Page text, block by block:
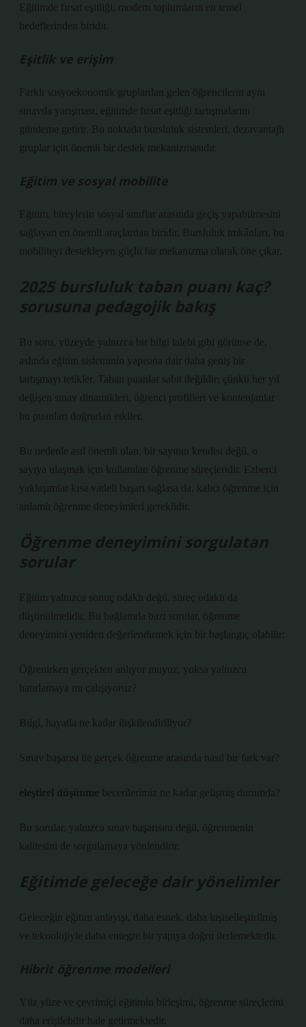
Eğitimde fırsat eşitliği, modern toplumların en temel
hedeflerinden biridir.
Eşitlik ve erişim
Farklı sosyoekonomik gruplardan gelen öğrencilerin aynı
sınavda yarışması, eğitimde fırsat eşitliği tartışmalarını
gündeme getirir. Bu noktada bursluluk sistemleri, dezavantajlı
gruplar için önemli bir destek mekanizmasıdır.
Eğitim ve sosyal mobilite
Eğitim, bireylerin sosyal sınıflar arasında geçiş yapabilmesini
sağlayan en önemli araçlardan biridir. Bursluluk imkânları, bu
mobiliteyi destekleyen güçlü bir mekanizma olarak öne çıkar.
2025 bursluluk taban puanı kaç?
sorusuna pedagojik bakış
Bu soru, yüzeyde yalnızca bir bilgi talebi gibi görünse de,
aslında eğitim sisteminin yapısına dair daha geniş bir
tartışmayı tetikler. Taban puanlar sabit değildir; çünkü her yıl
değişen sınav dinamikleri, öğrenci profilleri ve kontenjanlar
bu puanları doğrudan etkiler.
Bu nedenle asıl önemli olan, bir sayının kendisi değil, o
sayıya ulaşmak için kullanılan öğrenme süreçleridir. Ezberci
yaklaşımlar kısa vadeli başarı sağlasa da, kalıcı öğrenme için
anlamlı öğrenme deneyimleri gereklidir.
Öğrenme deneyimini sorgulatan
sorular
Eğitim yalnızca sonuç odaklı değil, süreç odaklı da
düşünülmelidir. Bu bağlamda bazı sorular, öğrenme
deneyimini yeniden değerlendirmek için bir başlangıç olabilir:
Öğrenirken gerçekten anlıyor muyuz, yoksa yalnızca
hatırlamaya mı çalışıyoruz?
Bilgi, hayatla ne kadar ilişkilendiriliyor?
Sınav başarısı ile gerçek öğrenme arasında nasıl bir fark var?
eleştirel düşünme becerilerimiz ne kadar gelişmiş durumda?
Bu sorular, yalnızca sınav başarısını değil, öğrenmenin
kalitesini de sorgulamaya yönlendirir.
Eğitimde geleceğe dair yönelimler
Geleceğin eğitim anlayışı, daha esnek, daha kişiselleştirilmiş
ve teknolojiyle daha entegre bir yapıya doğru ilerlemektedir.
Hibrit öğrenme modelleri
Yüz yüze ve çevrimiçi eğitimin birleşimi, öğrenme süreçlerini
daha erişilebilir hale getirmektedir.